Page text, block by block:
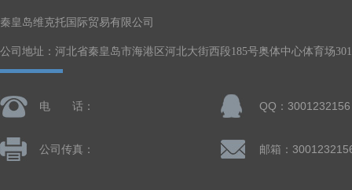
秦皇岛维克托国际贸易有限公司
公司地址：河北省秦皇岛市海港区河北大街西段185号奥体中心体育场
电 话： QQ：3001232156
公司传真： 邮箱：